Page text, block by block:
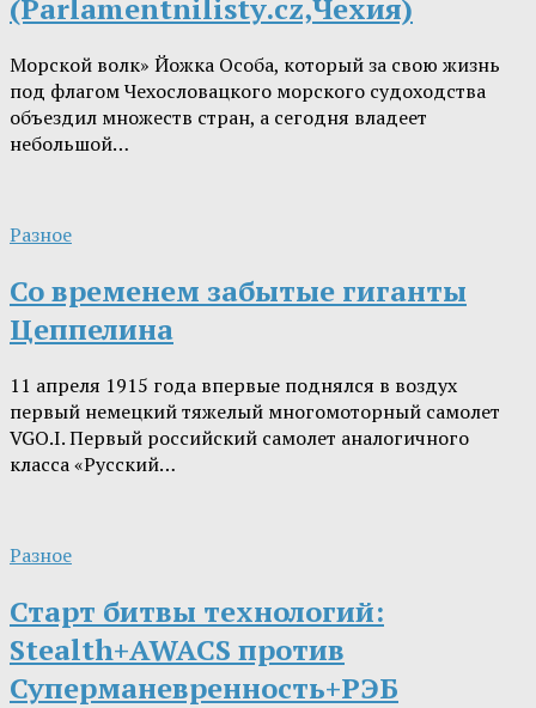
(Parlamentnilisty.cz,Чехия)
Морской волк» Йожка Особа, который за свою жизнь
под флагом Чехословацкого морского судоходства
объездил множеств стран, а сегодня владеет
небольшой…
Разное
Со временем забытые гиганты
Цеппелина
11 апреля 1915 года впервые поднялся в воздух
первый немецкий тяжелый многомоторный самолет
VGO.I. Первый российский самолет аналогичного
класса «Русский…
Разное
Старт битвы технологий:
Stealth+AWACS против
Суперманевренность+РЭБ